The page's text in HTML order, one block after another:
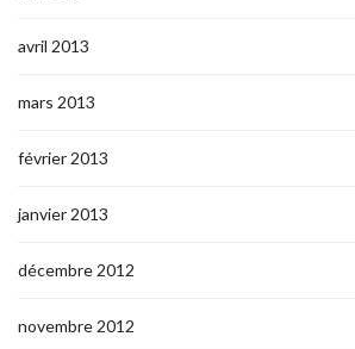
avril 2013
mars 2013
février 2013
janvier 2013
décembre 2012
novembre 2012